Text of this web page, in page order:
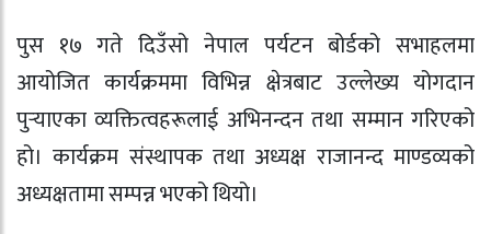
पुस १७ गते दिउँसो नेपाल पर्यटन बोर्डको सभाहलमा
आयोजित कार्यक्रममा विभिन्न क्षेत्रबाट उल्लेख्य योगदान
पुर्‍याएका व्यक्तित्वहरूलाई अभिनन्दन तथा सम्मान गरिएको
हो। कार्यक्रम संस्थापक तथा अध्यक्ष राजानन्द माण्डव्यको
अध्यक्षतामा सम्पन्न भएको थियो।